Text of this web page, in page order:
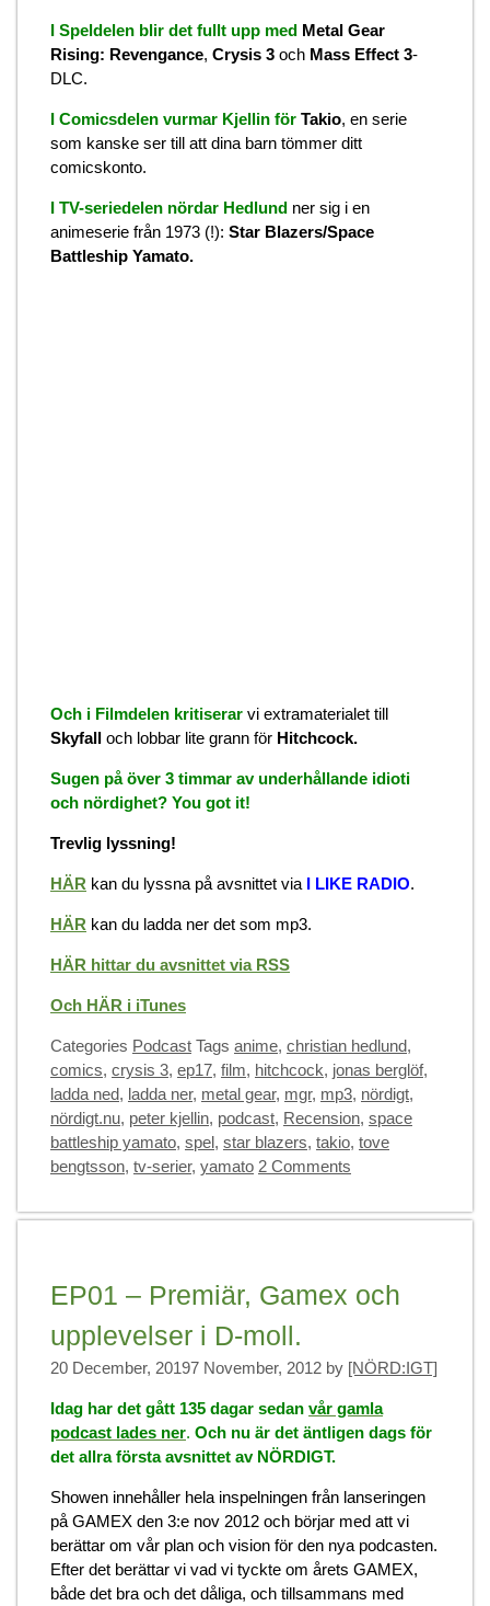
I Speldelen blir det fullt upp med Metal Gear
Rising: Revengance, Crysis 3 och Mass Effect 3-
DLC.
I Comicsdelen vurmar Kjellin för Takio, en serie
som kanske ser till att dina barn tömmer ditt
comicskonto.
I TV-seriedelen nördar Hedlund ner sig i en
animeserie från 1973 (!): Star Blazers/Space
Battleship Yamato.
Och i Filmdelen kritiserar vi extramaterialet till
Skyfall och lobbar lite grann för Hitchcock.
Sugen på över 3 timmar av underhållande idioti
och nördighet? You got it!
Trevlig lyssning!
HÄR kan du lyssna på avsnittet via I LIKE RADIO.
HÄR kan du ladda ner det som mp3.
HÄR hittar du avsnittet via RSS
Och HÄR i iTunes
Categories Podcast Tags anime, christian hedlund,
comics, crysis 3, ep17, film, hitchcock, jonas berglöf,
ladda ned, ladda ner, metal gear, mgr, mp3, nördigt,
nördigt.nu, peter kjellin, podcast, Recension, space
battleship yamato, spel, star blazers, takio, tove
bengtsson, tv-serier, yamato 2 Comments
EP01 – Premiär, Gamex och
upplevelser i D-moll.
20 December, 20197 November, 2012 by [NÖRD:IGT]
Idag har det gått 135 dagar sedan vår gamla
podcast lades ner. Och nu är det äntligen dags för
det allra första avsnittet av NÖRDIGT.
Showen innehåller hela inspelningen från lanseringen
på GAMEX den 3:e nov 2012 och börjar med att vi
berättar om vår plan och vision för den nya podcasten.
Efter det berättar vi vad vi tyckte om årets GAMEX,
både det bra och det dåliga, och tillsammans med